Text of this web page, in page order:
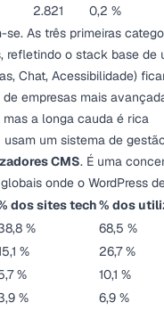
2.821
0,2 %
se. As três primeiras
refletindo o stack base
Chat, Acessibilidade)
empresas mais
mas a longa cauda é rica
usam um sistema de
CMS. É uma
onde o WordPress
dos sites tech% dos
%
68,5 %
%
26,7 %
%
10,1 %
%
6,9 %